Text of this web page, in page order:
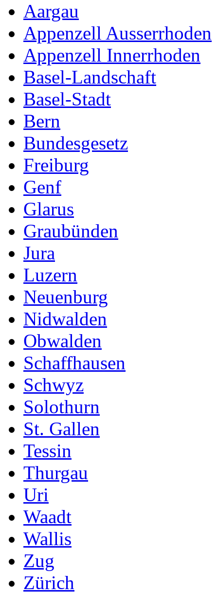
Aargau
Appenzell Ausserrhoden
Appenzell Innerrhoden
Basel-Landschaft
Basel-Stadt
Bern
Bundesgesetz
Freiburg
Genf
Glarus
Graubünden
Jura
Luzern
Neuenburg
Nidwalden
Obwalden
Schaffhausen
Schwyz
Solothurn
St. Gallen
Tessin
Thurgau
Uri
Waadt
Wallis
Zug
Zürich